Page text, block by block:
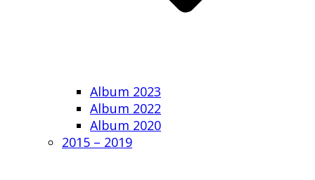
Album 2023
Album 2022
Album 2020
2015 – 2019